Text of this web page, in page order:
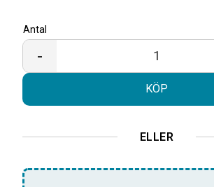
Antal
-
KÖP
ELLER